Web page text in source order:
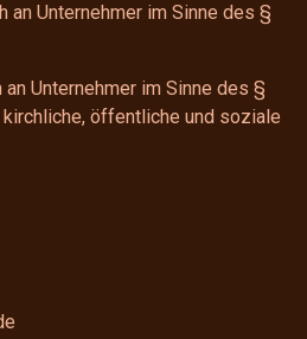
Unternehmer im Sinne des §
Unternehmer im Sinne des §
öffentliche und soziale